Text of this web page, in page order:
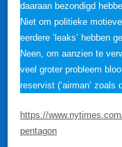
daaraan bezondigd
Niet om politieke
eerdere ‘leaks’ hebben
Neen, om aanzien te
veel groter probleem
reservist (‘airman’
https://
pentagon